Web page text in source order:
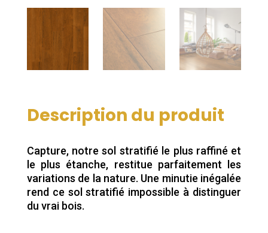
Description du produit
Capture, notre sol stratifié le plus raffiné et
le plus étanche, restitue parfaitement les
variations de la nature. Une minutie inégalée
rend ce sol stratifié impossible à distinguer
du vrai bois.